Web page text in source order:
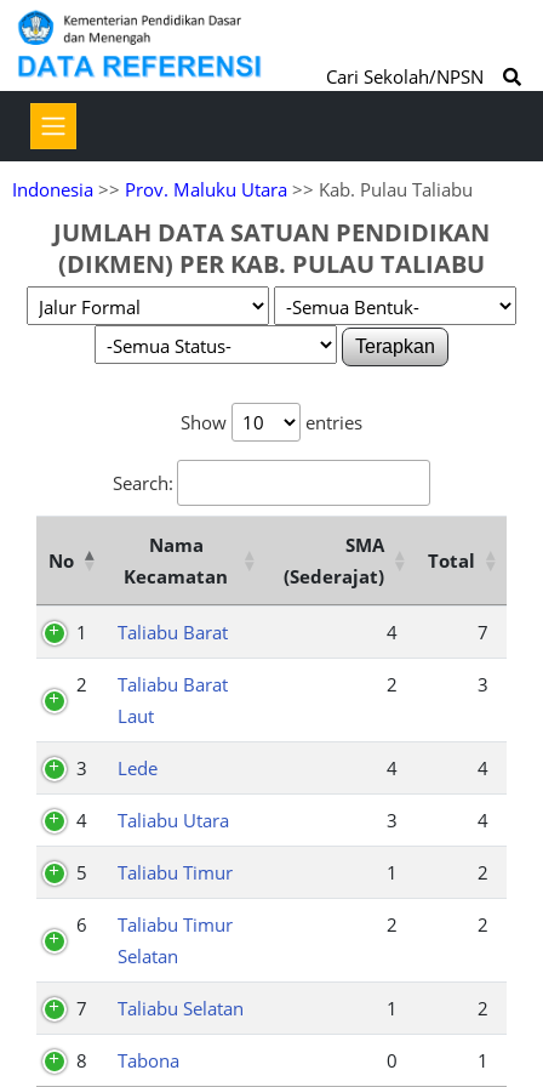
Cari Sekolah/NPSN
Indonesia >> Prov. Maluku Utara >> Kab. Pulau Taliabu
JUMLAH DATA SATUAN PENDIDIKAN
(DIKMEN) PER KAB. PULAU TALIABU
Terapkan
Show entries
Search:
No
Nama
Kecamatan
SMA
(Sederajat)
Total
1 Taliabu Barat 4 7
2
Taliabu Barat
Laut
2 3
3 Lede 4 4
4 Taliabu Utara 3 4
5 Taliabu Timur 1 2
6
Taliabu Timur
Selatan
2 2
7 Taliabu Selatan 1 2
8 Tabona 0 1